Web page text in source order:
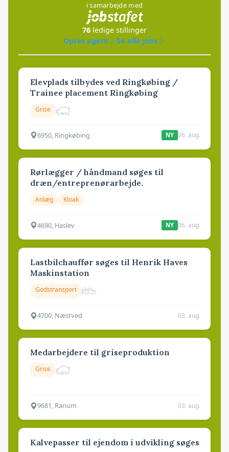
i samarbejde med
76 ledige stillinger
Opret agent
Se alle jobs
Elevplads tilbydes ved Ringkøbing /
Trainee placement Ringkøbing
Grise
6950, Ringkøbing NY 06. aug.
Rørlægger / håndmand søges til
dræn/entreprenørarbejde.
Anlæg Kloak
4690, Haslev NY 06. aug.
Lastbilchauffør søges til Henrik Haves
Maskinstation
Godstransport
4700, Næstved 03. aug.
Medarbejdere til griseproduktion
Grise
9681, Ranum 03. aug.
Kalvepasser til ejendom i udvikling søges